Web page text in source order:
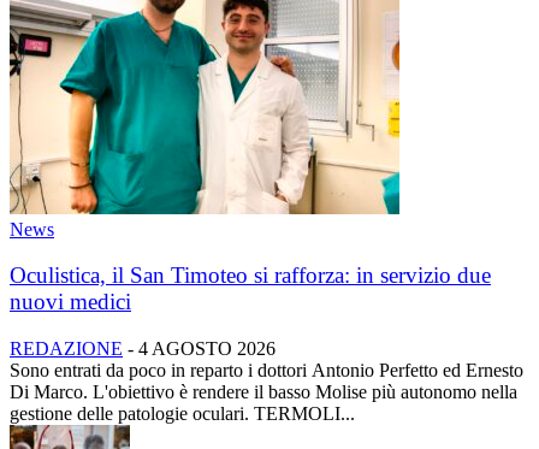
News
Oculistica, il San Timoteo si rafforza: in servizio due
nuovi medici
REDAZIONE - 4 AGOSTO 2026
Sono entrati da poco in reparto i dottori Antonio Perfetto ed Ernesto
Di Marco. L'obiettivo è rendere il basso Molise più autonomo nella
gestione delle patologie oculari. TERMOLI...